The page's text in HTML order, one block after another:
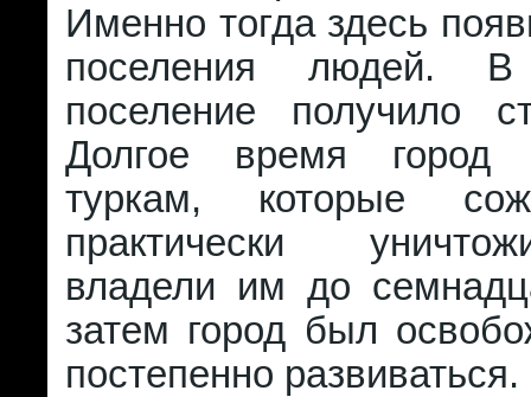
Именно тогда здесь
поселения людей.
поселение получило
Долгое время город
туркам, которые
практически
владели им до
затем город был
постепенно развиваться.